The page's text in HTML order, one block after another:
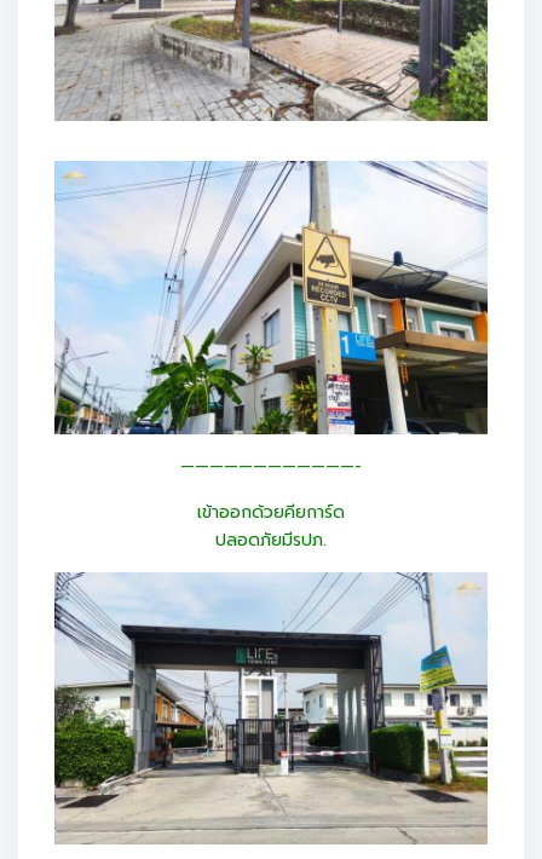
————————————-
เข้าออกด้วยคียการ์ด
ปลอดภัยมีรปภ.